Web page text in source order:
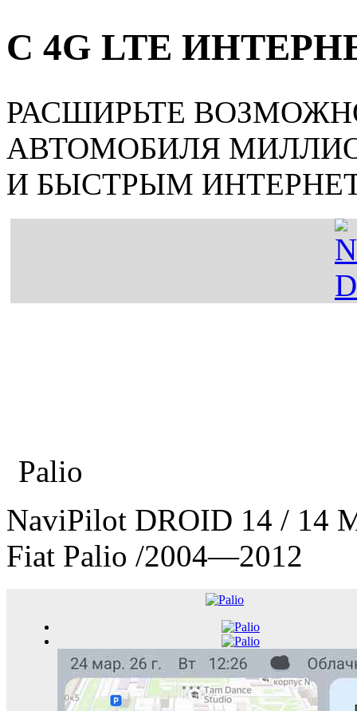
С 4G LTE
РАСШИРЬТЕ
АВТОМОБИЛЯ
И БЫСТРЫМ
Palio
NaviPilot DROID 14 / 14
Fiat Palio /2004—2012